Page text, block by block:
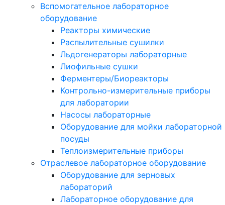
Вспомогательное лабораторное
оборудование
Реакторы химические
Распылительные сушилки
Льдогенераторы лабораторные
Лиофильные сушки
Ферментеры/Биореакторы
Контрольно-измерительные приборы
для лаборатории
Насосы лабораторные
Оборудование для мойки лабораторной
посуды
Теплоизмерительные приборы
Отраслевое лабораторное оборудование
Оборудование для зерновых
лабораторий
Лабораторное оборудование для